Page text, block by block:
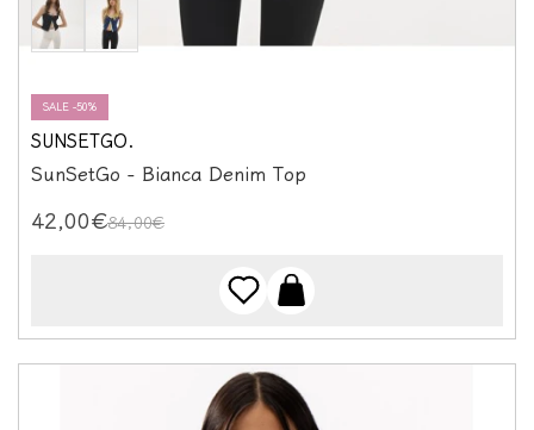
SALE -50%
SUNSETGO.
SunSetGo - Bianca Denim Top
42,00€84,00€